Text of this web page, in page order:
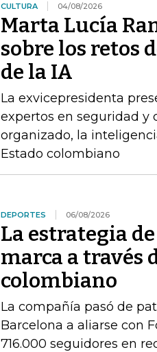
CULTURA 04/08/2026
Marta Lucía
sobre los retos
de la IA
La exvicepresidenta
expertos en seguridad y
organizado, la
Estado colombiano
DEPORTES 06/08/2026
La estrategia
marca a través
colombiano
La compañía pasó de
Barcelona a aliarse con
716.000 seguidores en